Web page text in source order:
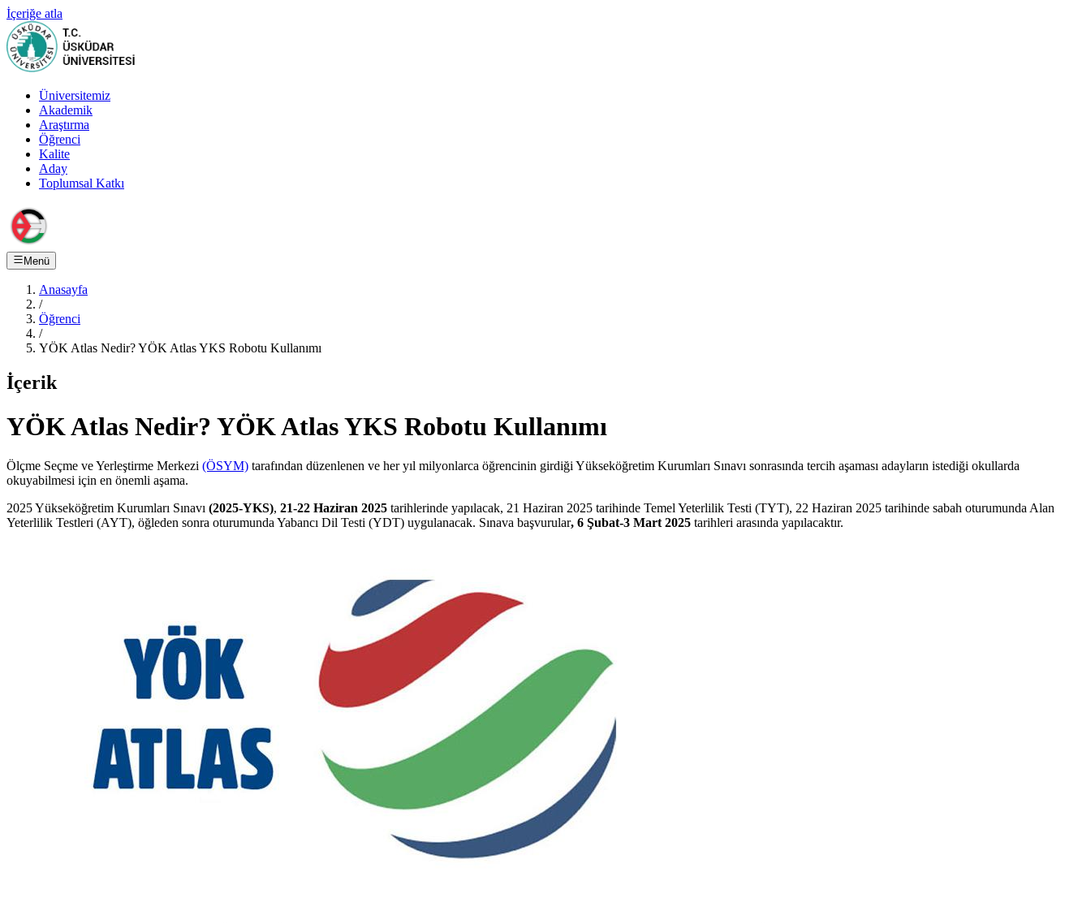
İçeriğe atla
Üniversitemiz
Akademik
Araştırma
Öğrenci
Kalite
Aday
Toplumsal Katkı
Menü
Anasayfa
/
Öğrenci
/
YÖK Atlas Nedir? YÖK Atlas YKS Robotu Kullanımı
İçerik
YÖK Atlas Nedir? YÖK Atlas YKS Robotu Kullanımı
Ölçme Seçme ve Yerleştirme Merkezi (ÖSYM) tarafından düzenlenen ve her yıl milyonlarca öğrencinin girdiği Yükseköğretim Kurumları Sınavı sonrasında tercih aşaması adayların istediği okullarda
okuyabilmesi için en önemli aşama.
2025 Yükseköğretim Kurumları Sınavı (2025-YKS), 21-22 Haziran 2025 tarihlerinde yapılacak, 21 Haziran 2025 tarihinde Temel Yeterlilik Testi (TYT), 22 Haziran 2025 tarihinde sabah oturumunda Alan
Yeterlilik Testleri (AYT), öğleden sonra oturumunda Yabancı Dil Testi (YDT) uygulanacak. Sınava başvurular, 6 Şubat-3 Mart 2025 tarihleri arasında yapılacaktır.